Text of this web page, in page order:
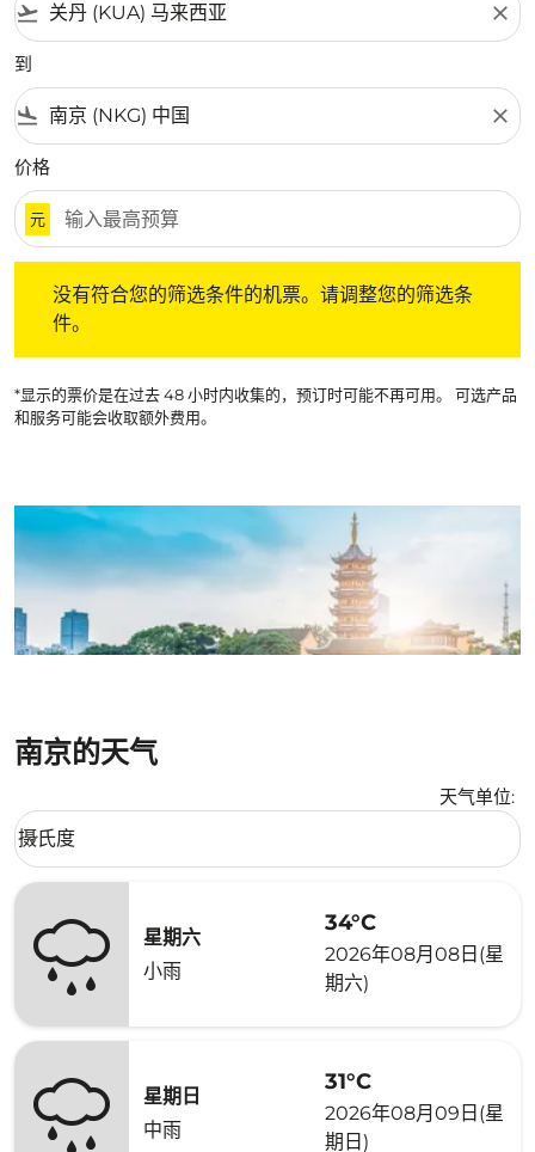
flight_takeoff close
到
flight_land close
价格
元
没有符合您的筛选条件的机票。请调整您的筛选条
件。
*显示的票价是在过去 48 小时内收集的，预订时可能不再可用。 可选产品
和服务可能会收取额外费用。
南京的天气
天气单位:
Weather unit option 摄氏度 Selected
摄氏度
keyboard_arrow_down
星期六
小雨
34°C
2026年08月08日(星
期六)
星期日
中雨
31°C
2026年08月09日(星
期日)